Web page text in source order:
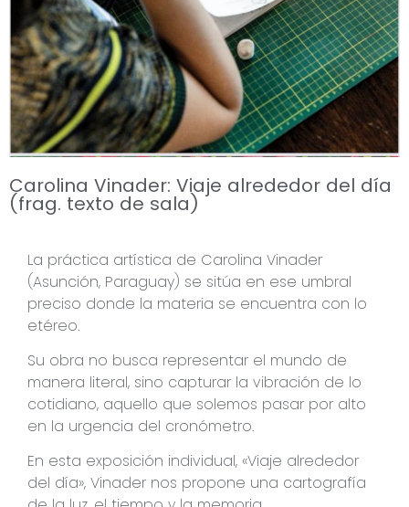
Carolina Vinader: Viaje alrededor del día
(frag. texto de sala)
La práctica artística de Carolina Vinader
(Asunción, Paraguay) se sitúa en ese umbral
preciso donde la materia se encuentra con lo
etéreo.
Su obra no busca representar el mundo de
manera literal, sino capturar la vibración de lo
cotidiano, aquello que solemos pasar por alto
en la urgencia del cronómetro.
En esta exposición individual, «Viaje alrededor
del día», Vinader nos propone una cartografía